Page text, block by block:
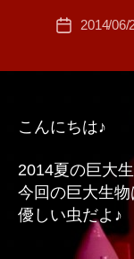
投
2014/06/
こんにちは♪
2014夏の巨大
今回の巨大生
優しい虫だよ♪